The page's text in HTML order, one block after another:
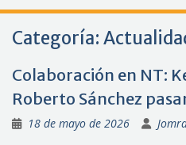
Categoría:
Colaboración en NT:
Roberto Sánchez
18 de mayo de 2026